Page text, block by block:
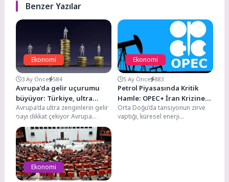
Benzer Yazılar
Ekonomi
3 Ay Önce 584
Avrupa’da gelir uçurumu
büyüyor: Türkiye, ultra
zenginlerin payında yüzde
6 eşiğini aştı
Avrupa’da ultra zenginlerin gelir
payı dikkat çekiyor Avrupa
genelinde en zengin yüzde 0,1’lik
kesimin toplam...
Ekonomi
5 Ay Önce 883
Petrol Piyasasında Kritik
Hamle: OPEC+ İran Krizine
Karşı Üretim Musluklarını
Açıyor
Orta Doğu’da tansiyonun zirve
yaptığı, küresel enerji
Ekonomi